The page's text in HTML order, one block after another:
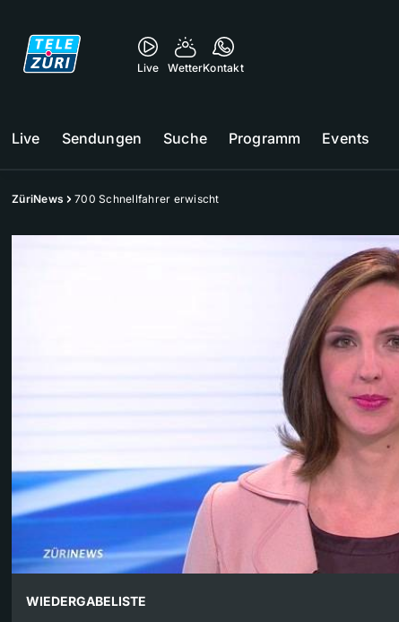
Live WetterKontakt
Live Sendungen Suche Programm Events
ZüriNews 700 Schnellfahrer erwischt
WIEDERGABELISTE